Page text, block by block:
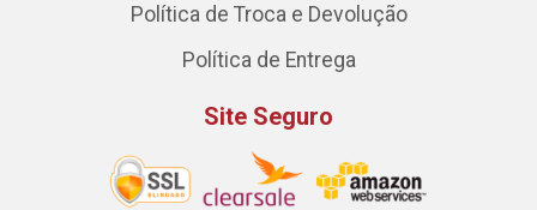
Política de Troca e Devolução
Política de Entrega
Site Seguro